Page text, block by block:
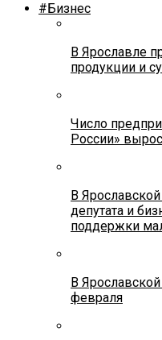
#Бизнес
В Ярославле
продукции и
Число
России»
В
депутата и
поддержки
В
февраля